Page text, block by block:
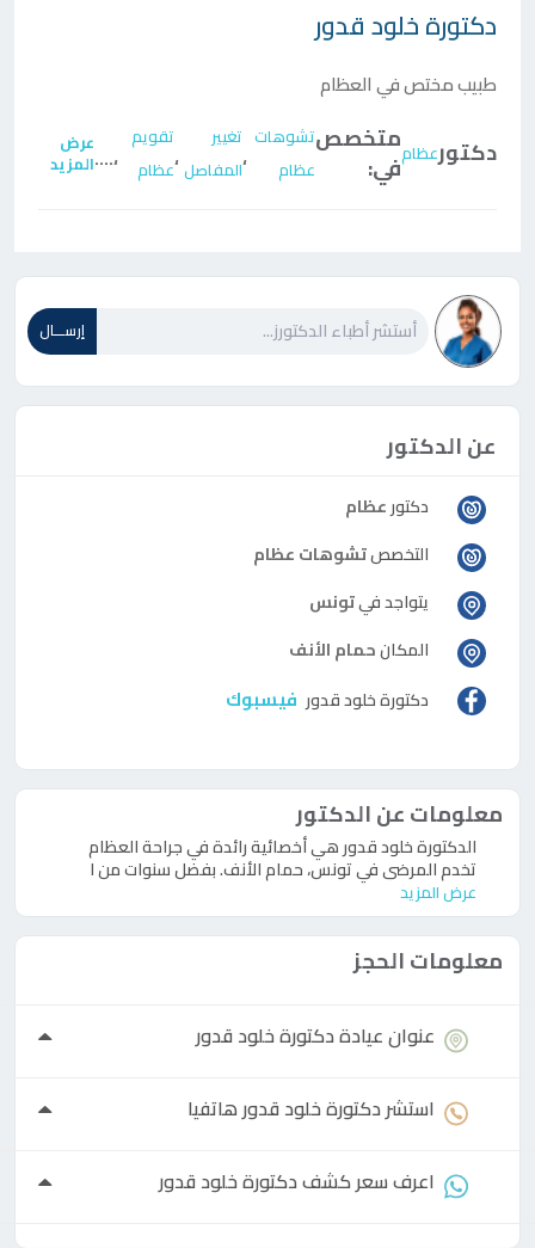
دكتورةخلود قدور
طبيب مختص في العظام
دكتورعظاممتخصص
في:
تشوهات
عظام
،
تغيير
المفاصل،
تقويم
عظام
،....عرض
المزيد
إرســـال
عن الدكتور
دكتورعظام
التخصصتشوهات عظام
يتواجد فيتونس
المكانحمام الأنف
دكتورةخلود قدور فيسبوك
معلومات عن الدكتور
الدكتورة خلود قدور هي أخصائية رائدة في جراحة العظام
تخدم المرضى في تونس، حمام الأنف. بفضل سنوات من ا
عرض المزيد
معلومات الحجز
عنوان عيادةدكتورةخلود قدور
استشردكتورةخلود قدور هاتفيا
اعرف سعر كشفدكتورةخلود قدور